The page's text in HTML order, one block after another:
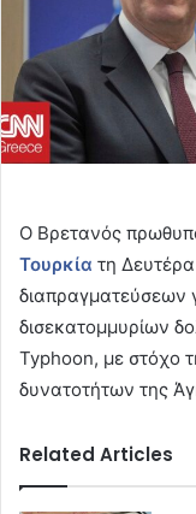
Ο Βρετανός
Τουρκία τη
διαπραγματεύσεων
δισεκατομμυρίων
Typhoon, με στόχο
δυνατοτήτων της
Related Articles